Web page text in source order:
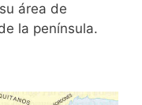
área de
la península.